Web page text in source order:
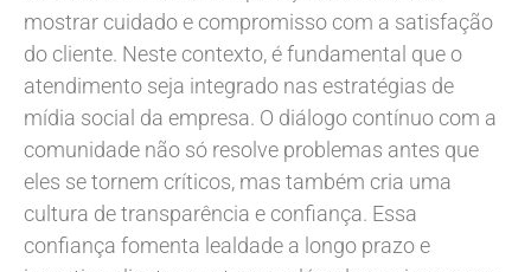
mostrar cuidado e compromisso com a satisfação
do cliente. Neste contexto, é fundamental que o
atendimento seja integrado nas estratégias de
mídia social da empresa. O diálogo contínuo com a
comunidade não só resolve problemas antes que
eles se tornem críticos, mas também cria uma
cultura de transparência e confiança. Essa
confiança fomenta lealdade a longo prazo e